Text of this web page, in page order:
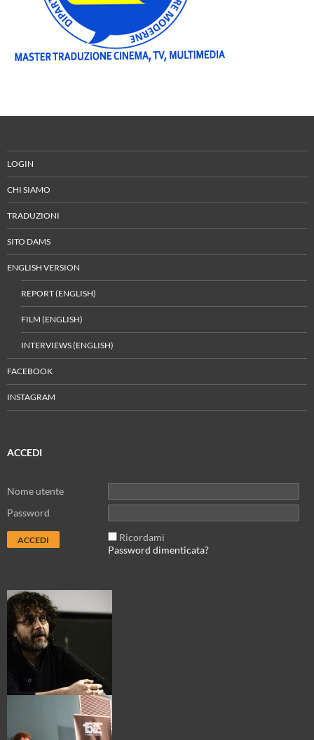
LOGIN
CHI SIAMO
TRADUZIONI
SITO DAMS
ENGLISH VERSION
REPORT (ENGLISH)
FILM (ENGLISH)
INTERVIEWS (ENGLISH)
FACEBOOK
INSTAGRAM
ACCEDI
Nome utente
Password
Ricordami
Password dimenticata?